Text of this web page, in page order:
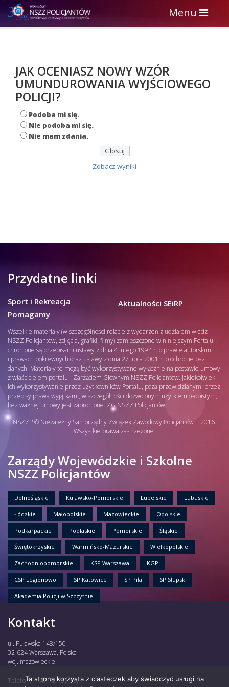
Toggle
navigation
Menu
JAK OCENIASZ NOWY WZÓR
UMUNDUROWANIA WYJŚCIOWEGO
POLICJI?
Podoba mi się.
Nie podoba mi się.
Nie mam zdania.
Zobacz wyniki
Przydatne linki
Sport i Rekreacja
Pomagamy
Aktualności SEiRP
Wszelkie materiały (w szczególności relacje z wydarzeń z udziałem władz
NSZZ Policjantów, zdjęcia, grafiki, filmy) zamieszczone w niniejszym Portalu
chronione są przepisami ustawy z dnia 4 lutego 1994 r. o prawie autorskim
i prawach pokrewnych oraz ustawy z dnia 27 lipca 2001 r. o ochronie baz
danych. Materiały te mogą być wykorzystywane wyłącznie na postawie umowy
z właścicielem portalu - Zarządem Głównym NSZZ Policjantów. Jakiekolwiek
ich wykorzystywanie przez użytkowników Portalu, poza przewidzianymi przez
przepisy prawa wyjątkami, w szczególności dozwolonym użytkiem osobistym,
bez ważnej umowy jest zabronione. ZG NSZZ Policjantów
NSZZP © Niezależny Samorządny Związek Zawodowy Policjantów | 2016.
Wszystkie prawa zastrzeżone.
Zarządy Wojewódzkie i Szkolne
NSZZ Policjantów
Dolnośląskie Kujawsko-Pomorskie Lubelskie Lubuskie
Łódzkie Małopolskie Mazowieckie Opolskie
Podkarpackie Podlaskie Pomorskie Śląskie
Świętokrzyskie Warmińsko-Mazurskie Wielkopolskie
Zachodniopomorskie KSP Warszawa KGP
CSP Legionowo SP Katowice SP Piła SP Słupsk
Akademia Policji w Szczytnie
Kontakt
ul. Puławska 148/150
02-624 Warszawa, Polska
woj. mazowieckie
Telefon:
47 72 135 30,
Ta strona korzysta z ciasteczek aby świadczyć usługi na